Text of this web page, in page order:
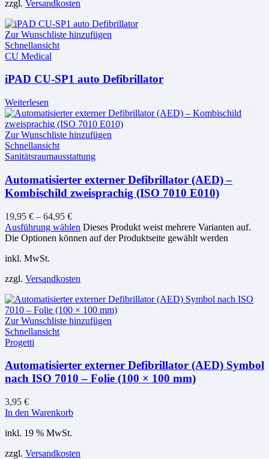
zzgl. Versandkosten
Zur Wunschliste hinzufügen
Schnellansicht
CU Medical
iPAD CU-SP1 auto Defibrillator
Weiterlesen
Zur Wunschliste hinzufügen
Schnellansicht
Sanitätsraumausstattung
Automatisierter externer Defibrillator (AED) –
Kombischild zweisprachig (ISO 7010 E010)
19,95 € – 64,95 €
Ausführung wählen Dieses Produkt weist mehrere Varianten auf.
Die Optionen können auf der Produktseite gewählt werden
inkl. MwSt.
zzgl. Versandkosten
Zur Wunschliste hinzufügen
Schnellansicht
Progetti
Automatisierter externer Defibrillator (AED) Symbol
nach ISO 7010 – Folie (100 × 100 mm)
3,95 €
In den Warenkorb
inkl. 19 % MwSt.
zzgl. Versandkosten